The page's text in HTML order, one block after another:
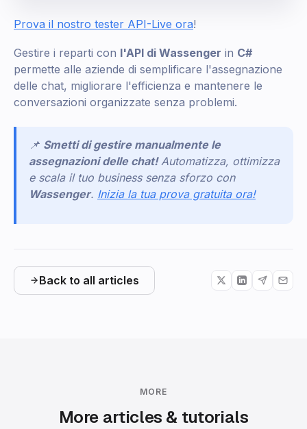
Prova il nostro tester API-Live ora!
Gestire i reparti con l'API di Wassenger in C#
permette alle aziende di semplificare l'assegnazione
delle chat, migliorare l'efficienza e mantenere le
conversazioni organizzate senza problemi.
📌 Smetti di gestire manualmente le
assegnazioni delle chat! Automatizza, ottimizza
e scala il tuo business senza sforzo con
Wassenger. Inizia la tua prova gratuita ora!
Back to all articles
MORE
More articles & tutorials